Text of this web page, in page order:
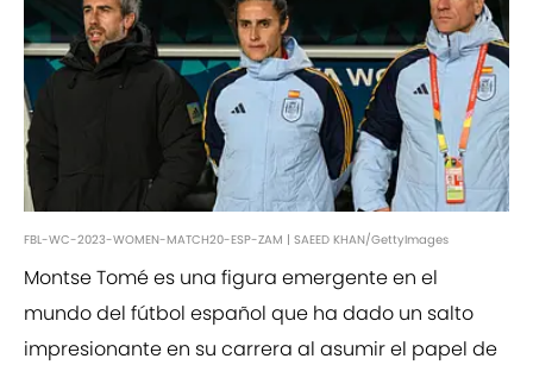
FBL-WC-2023-WOMEN-MATCH20-ESP-ZAM | SAEED KHAN/GettyImages
Montse Tomé es una figura emergente en el
mundo del fútbol español que ha dado un salto
impresionante en su carrera al asumir el papel de